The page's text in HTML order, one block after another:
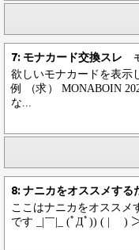
7: モナカード交換スレ
欲しいモナカードを表示
例 （求） MONABOIN
な...
8: ナニカをオススメす
ここはナニカをオススメ
です _|￣|_ (ﾟДﾟ